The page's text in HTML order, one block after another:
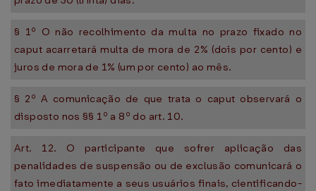
§ 1º O não recolhimento da multa no prazo fixado no
caput acarretará multa de mora de 2% (dois por cento) e
juros de mora de 1% (um por cento) ao mês.
§ 2º A comunicação de que trata o caput observará o
disposto nos §§ 1º a 8º do art. 10.
Art. 12. O participante que sofrer aplicação das
penalidades de suspensão ou de exclusão comunicará o
fato imediatamente a seus usuários finais, cientificando-